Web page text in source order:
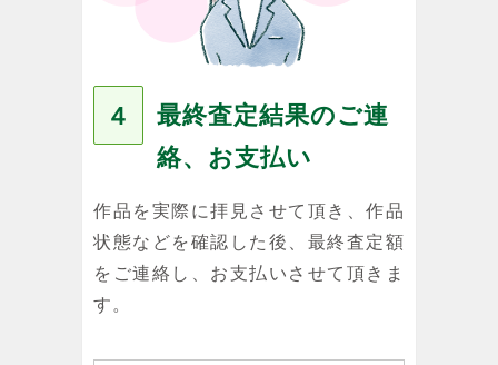
４
最終査定結果のご連
絡、お支払い
作品を実際に拝見させて頂き、作品
状態などを確認した後、最終査定額
をご連絡し、お支払いさせて頂きま
す。